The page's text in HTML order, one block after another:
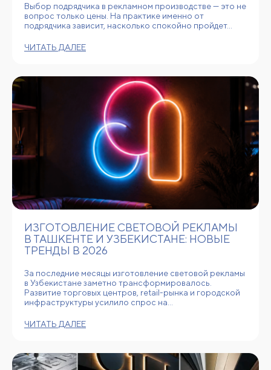
Выбор подрядчика в рекламном производстве — это не
вопрос только цены. На практике именно от
подрядчика зависит, насколько спокойно пройдет…
ЧИТАТЬ ДАЛЕЕ
ИЗГОТОВЛЕНИЕ СВЕТОВОЙ РЕКЛАМЫ
В ТАШКЕНТЕ И УЗБЕКИСТАНЕ: НОВЫЕ
ТРЕНДЫ В 2026
За последние месяцы изготовление световой рекламы
в Узбекистане заметно трансформировалось.
Развитие торговых центров, retail-рынка и городской
инфраструктуры усилило спрос на…
ЧИТАТЬ ДАЛЕЕ